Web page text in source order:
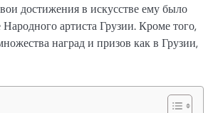
достижения в искусстве ему было
артиста Грузии. Кроме того,
наград и призов как в Грузии,